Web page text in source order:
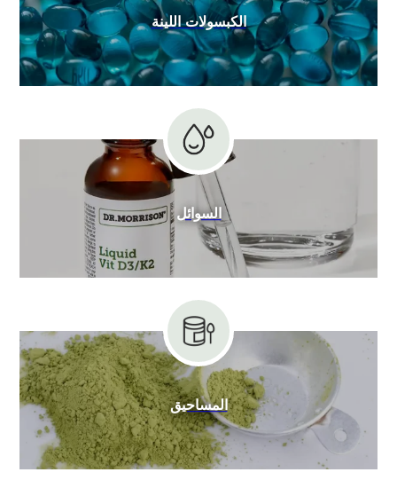
الكبسولات اللينة
السوائل
المساحيق